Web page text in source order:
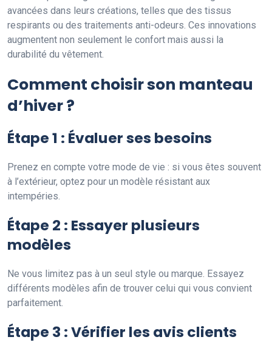
avancées dans leurs créations, telles que des tissus
respirants ou des traitements anti-odeurs. Ces innovations
augmentent non seulement le confort mais aussi la
durabilité du vêtement.
Comment choisir son manteau
d’hiver ?
Étape 1 : Évaluer ses besoins
Prenez en compte votre mode de vie : si vous êtes souvent
à l’extérieur, optez pour un modèle résistant aux
intempéries.
Étape 2 : Essayer plusieurs
modèles
Ne vous limitez pas à un seul style ou marque. Essayez
différents modèles afin de trouver celui qui vous convient
parfaitement.
Étape 3 : Vérifier les avis clients